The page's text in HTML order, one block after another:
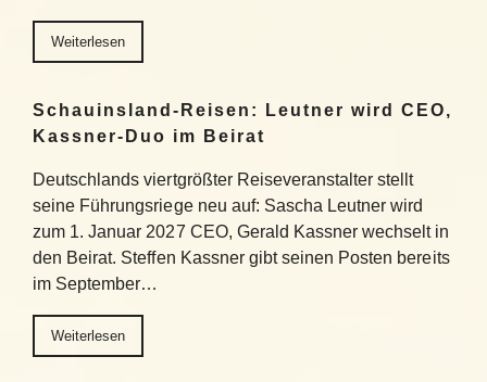
Weiterlesen
Schauinsland-Reisen: Leutner wird CEO,
Kassner-Duo im Beirat
Deutschlands viertgrößter Reiseveranstalter stellt
seine Führungsriege neu auf: Sascha Leutner wird
zum 1. Januar 2027 CEO, Gerald Kassner wechselt in
den Beirat. Steffen Kassner gibt seinen Posten bereits
im September…
Weiterlesen